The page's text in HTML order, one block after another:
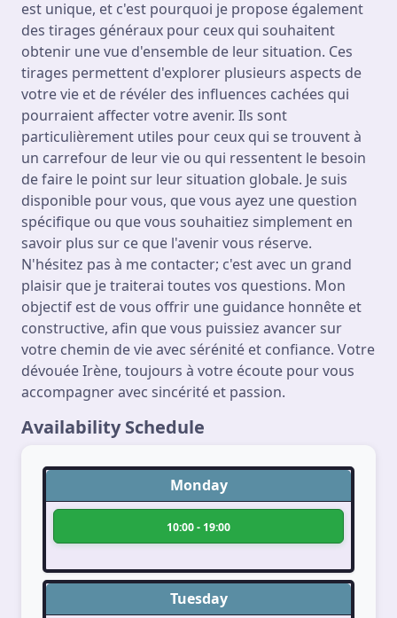
est unique, et c'est pourquoi je propose également
des tirages généraux pour ceux qui souhaitent
obtenir une vue d'ensemble de leur situation. Ces
tirages permettent d'explorer plusieurs aspects de
votre vie et de révéler des influences cachées qui
pourraient affecter votre avenir. Ils sont
particulièrement utiles pour ceux qui se trouvent à
un carrefour de leur vie ou qui ressentent le besoin
de faire le point sur leur situation globale. Je suis
disponible pour vous, que vous ayez une question
spécifique ou que vous souhaitiez simplement en
savoir plus sur ce que l'avenir vous réserve.
N'hésitez pas à me contacter; c'est avec un grand
plaisir que je traiterai toutes vos questions. Mon
objectif est de vous offrir une guidance honnête et
constructive, afin que vous puissiez avancer sur
votre chemin de vie avec sérénité et confiance. Votre
dévouée Irène, toujours à votre écoute pour vous
accompagner avec sincérité et passion.
Availability Schedule
Monday
10:00 - 19:00
Tuesday